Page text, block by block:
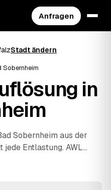
Anfragen
Stadt ändern
Sobernheim
in
Sobernheim aus der
jede Entlastung. AWL
genügt, und geprüfte